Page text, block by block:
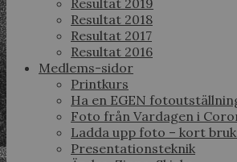
Resultat 2019
Resultat 2018
Resultat 2017
Resultat 2016
Medlems-sidor
Printkurs
Ha en EGEN
Foto från Vardagen i
Ladda upp foto – kort
Presentationsteknik